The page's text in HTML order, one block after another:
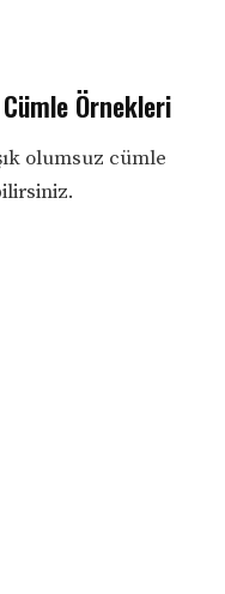
Örnekleri
olumsuz cümle